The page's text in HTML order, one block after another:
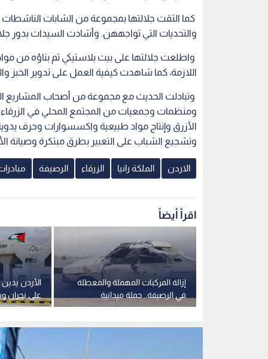
كما التقت جلالتها بمجموعة من الشابات
والتحديات التي تواجههن. وأشادت السيدات بدور
واطلعت جلالتها على بيت بلاستيكي تم بناؤه من
اللازمة، كما شاهدت كيفية العمل على تدوير الخبز
وتبادلت الحديث مع مجموعة من أصحاب المشاريع
ومنظمات وجمعيات من المجتمع المحلي في الزرقاء.
الأزرق وإنتاج مواد طبيعية واكسسوارات وحرف
وتشجيع الشباب على التعبير بطرق مبتكرة وصيانة
الاردن الملكة رانيا الزرقاء الرصيفة
اقرأ أيضاً
الأردن يدين
على نجران
مع
إزالة المركبات المهملة والمعطلة
في الرصيفة.. حملة ميدانية
موسعة